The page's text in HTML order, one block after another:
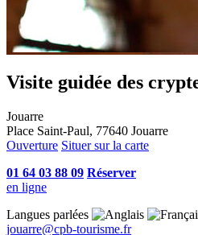
Visite guidée des
Jouarre
Place Saint-Paul, 77640 Jouarre
Ouverture Situer sur la carte
01 64 03 88 09 Réserver
en ligne
Langues parlées
jouarre@cpb-tourisme.fr